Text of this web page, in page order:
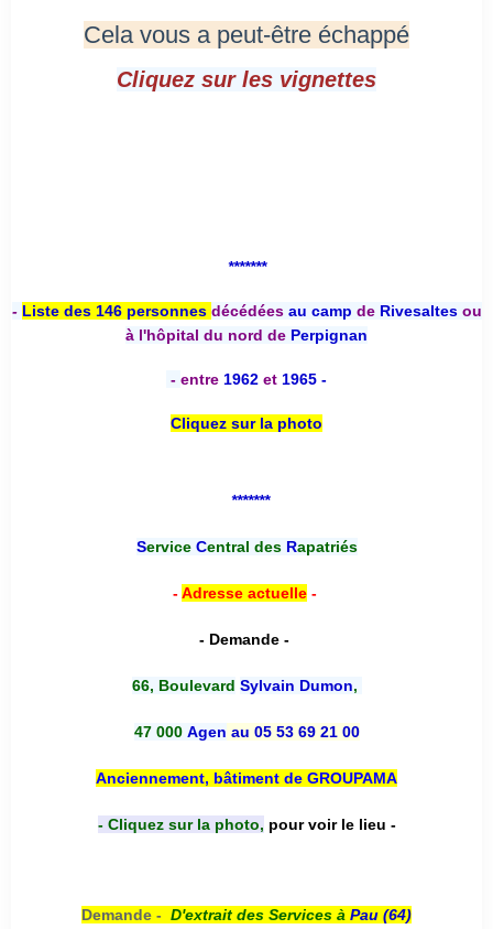
Cela vous a peut-être échappé
Cliquez sur les vignettes
*******
- Liste des 146 personnes décédées au camp deRivesaltesou
à l'hôpital du nord de Perpignan
- entre 1962 et 1965 -
Cliquez sur la photo
*******
Service Central desRapatriés
-Adresse actuelle-
- Demande -
66, Boulevard Sylvain Dumon,
47 000 Agen au 05 53 69 21 00
Anciennement, bâtiment de GROUPAMA
- Cliquez sur la photo, pour voir le lieu -
Demande - D'extrait des Services à Pau (64)